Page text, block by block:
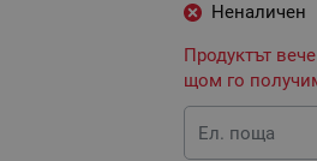
Неналичен
Продуктът
щом го
Ел. поща